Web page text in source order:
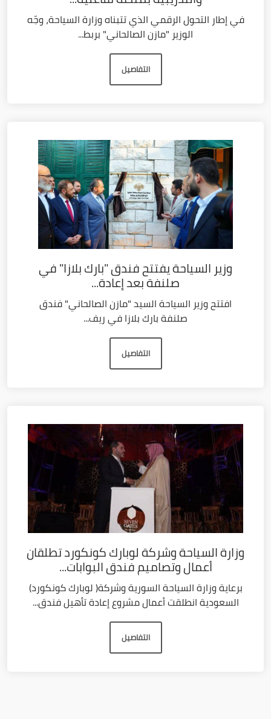
في إطار التحول الرقمي الذي تتبناه وزارة السياحة، وجّه
الوزير "مازن الصالحاني" بربط...
التفاصيل
وزير السياحة يفتتح فندق "بارك بلازا" في
صلنفة بعد إعادة...
افتتح وزير السياحة السيد "مازن الصالحاني" فندق
صلنفة بارك بلازا في ريف...
التفاصيل
وزارة السياحة وشركة لوبارك كونكورد تطلقان
أعمال وتصاميم فندق البوابات...
برعاية وزارة السياحة السورية وشركة( لوبارك كونكورد)
السعودية انطلقت أعمال مشروع إعادة تأهيل فندق...
التفاصيل